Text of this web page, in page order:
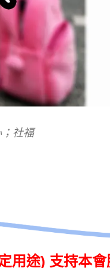
社福
用途) 支持本